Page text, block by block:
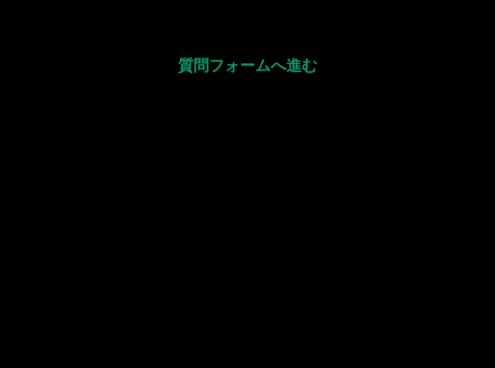
質問フォームへ進む